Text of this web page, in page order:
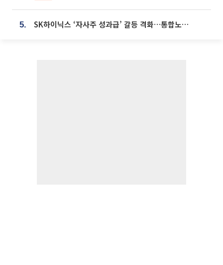
5. SK하이닉스 ‘자사주 성과급’ 갈등 격화…통합노조 출범 움직임